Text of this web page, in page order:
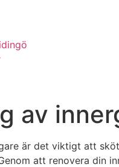
av
är det viktigt att
att renovera din